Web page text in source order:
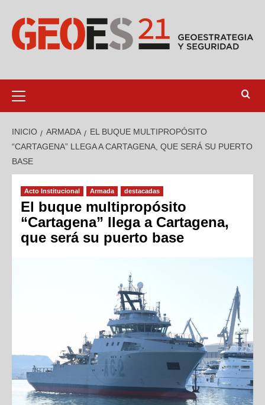
INICIO ARMADA
EL BUQUE MULTIPROPÓSITO
“CARTAGENA” LLEGA A CARTAGENA, QUE SERÁ SU PUERTO
BASE
Acto Institucional Armada destacadas
El buque multipropósito
“Cartagena” llega a Cartagena,
que será su puerto base